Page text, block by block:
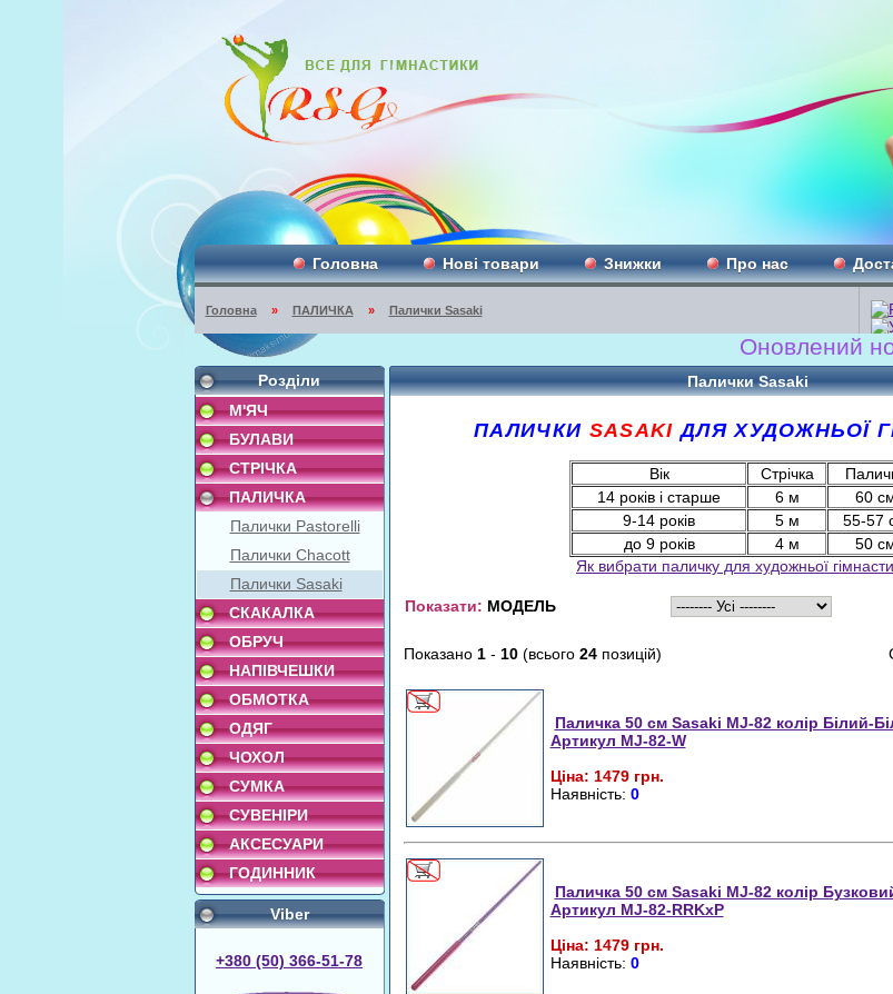
Головна Нові товари Знижки Про нас
Головна » ПАЛИЧКА » Палички Sasaki
Оновлений
Розділи
М'ЯЧ
БУЛАВИ
СТРІЧКА
ПАЛИЧКА
Палички Pastorelli
Палички Chacott
Палички Sasaki
СКАКАЛКА
ОБРУЧ
НАПІВЧЕШКИ
ОБМОТКА
ОДЯГ
ЧОХОЛ
СУМКА
СУВЕНІРИ
АКСЕСУАРИ
ГОДИННИК
Viber
+380 (50) 366-51-78
Палички Sasaki
ПАЛИЧКИ SASAKIДЛЯ ХУДОЖНЬОЇ
Вік Стрічка
14 років і старше
6 м
60
9-14 років
5 м
55-57
до 9 років
4 м
50
Як вибрати паличку для художньої
Показати: МОДЕЛЬ
Показано 1- 10(всього 24позицій)
Паличка 50 см Sasaki MJ-82 колір Білий-
Артикул MJ-82-W
Ціна: 1479 грн.
Наявність: 0
Паличка 50 см Sasaki MJ-82 колір
Артикул MJ-82-RRKxP
Ціна: 1479 грн.
Наявність: 0